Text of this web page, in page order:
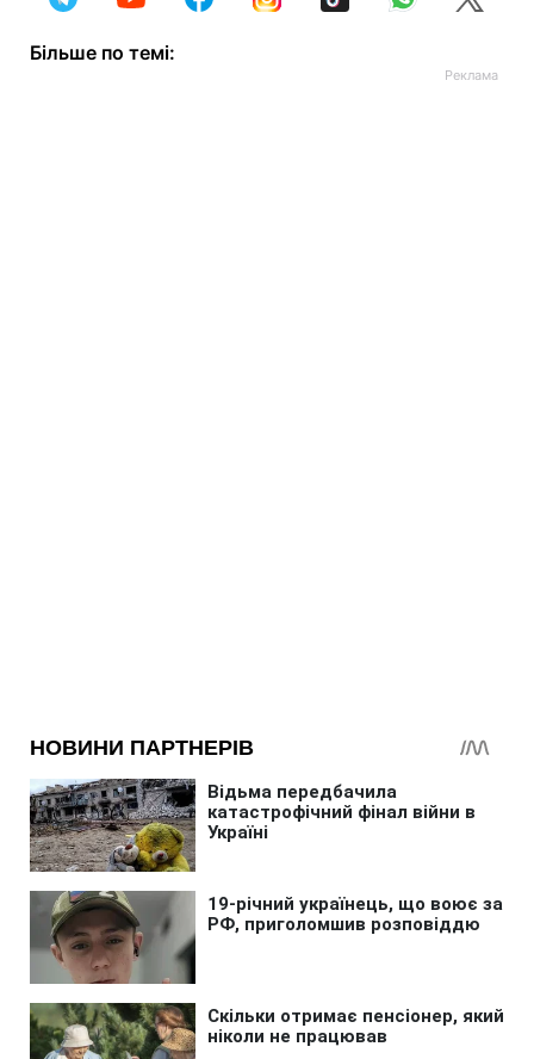
Більше по темі: